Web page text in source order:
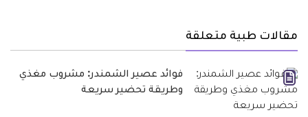
مقالات طبية متعلقة
فوائد عصير الشمندر: مشروب مغذي
وطريقة تحضير سريعة